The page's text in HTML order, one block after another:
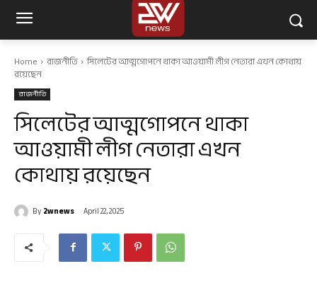
Home রাজনীতি সিলেটের আত্মগোপনে থাকা আওয়ামী লীগ নেতারা এখন কোথায়
রয়েছেন
রাজনীতি
সিলেটের আত্মগোপনে থাকা
আওয়ামী লীগ নেতারা এখন
কোথায় রয়েছেন
By2wnews April 22, 2025